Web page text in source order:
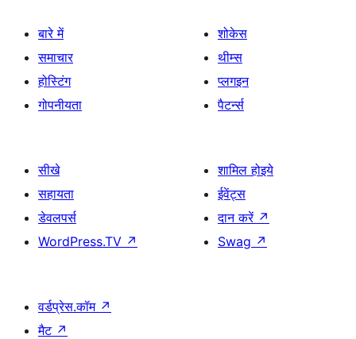
बारे में
समाचार
होस्टिंग
गोपनीयता
शोकेस
थीम्स
प्लगइन
पैटर्न्स
सीखे
सहायता
डेवलपर्स
WordPress.TV ↗
शामिल होइये
ईवेंट्स
दान करें ↗
Swag ↗
वर्डप्रेस.कॉम ↗
मैट ↗